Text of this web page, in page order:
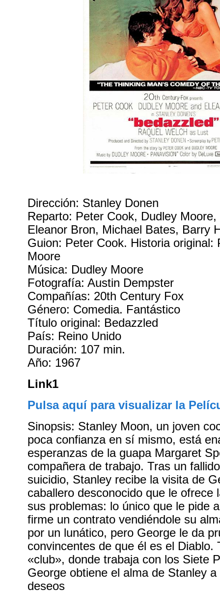
Dirección: Stanley Donen
Reparto: Peter Cook, Dudley
Eleanor Bron, Michael Bates, Barry
Guion: Peter Cook. Historia original:
Moore
Música: Dudley Moore
Fotografía: Austin Dempster
Compañías: 20th Century Fox
Género: Comedia. Fantástico
Título original: Bedazzled
País: Reino Unido
Duración: 107 min.
Año: 1967
Link1
Pulsa aquí para visualizar la
Sinopsis: Stanley Moon, un joven
poca confianza en sí mismo, está
esperanzas de la guapa Margaret
compañera de trabajo. Tras un
suicidio, Stanley recibe la visita de
caballero desconocido que le ofrece
sus problemas: lo único que le pide
firme un contrato vendiéndole su
por un lunático, pero George le da
convincentes de que él es el Diablo.
«club», donde trabaja con los Siete
George obtiene el alma de Stanley
deseos